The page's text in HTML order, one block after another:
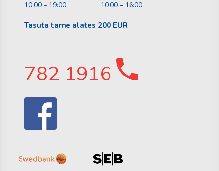
10:00 – 19:00
10:00 – 16:00
Tasuta tarne alates 200 EUR
782 1916